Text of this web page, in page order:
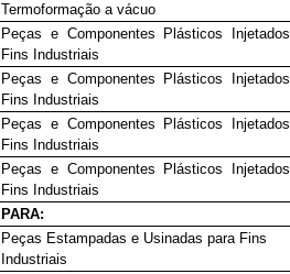
Termoformação a vácuo
Peças e Componentes Plásticos
Fins Industriais
Peças e Componentes Plásticos
Fins Industriais
Peças e Componentes Plásticos
Fins Industriais
Peças e Componentes Plásticos
Fins Industriais
PARA:
Peças Estampadas e Usinadas para Fins
Industriais